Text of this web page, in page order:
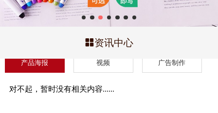
资讯中心
产品海报 视频 广告制作
对不起，暂时没有相关内容......